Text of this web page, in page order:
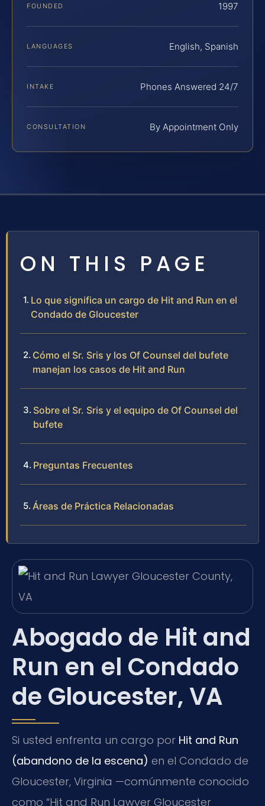
FOUNDED 1997
LANGUAGES English, Spanish
INTAKE Phones Answered 24/7
CONSULTATION By Appointment Only
ON THIS PAGE
Lo que significa un cargo de Hit and Run en el
Condado de Gloucester
Cómo el Sr. Sris y los Of Counsel del bufete
manejan los casos de Hit and Run
Sobre el Sr. Sris y el equipo de Of Counsel del
bufete
Preguntas Frecuentes
Áreas de Práctica Relacionadas
Abogado de Hit and
Run en el Condado
de Gloucester, VA
Si usted enfrenta un cargo por Hit and Run
(abandono de la escena) en el Condado de
Gloucester, Virginia —comúnmente conocido
como “Hit and Run Lawyer Gloucester